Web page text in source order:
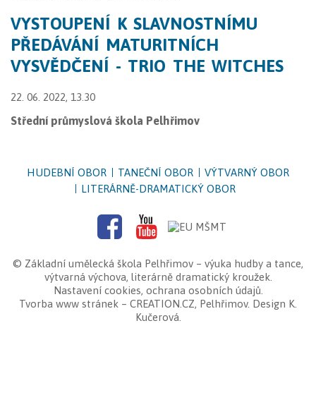
VYSTOUPENÍ K SLAVNOSTNÍMU
PŘEDÁVÁNÍ MATURITNÍCH
VYSVĚDČENÍ - TRIO THE WITCHES
22. 06. 2022, 13.30
Střední průmyslová škola Pelhřimov
HUDEBNÍ OBOR TANEČNÍ OBOR
VÝTVARNÝ OBOR
LITERÁRNĚ-DRAMATICKÝ OBOR
© Základní umělecká škola Pelhřimov – výuka hudby a tance,
výtvarná výchova, literárně dramatický kroužek.
Nastavení cookies, ochrana osobních údajů
Tvorba www stránek – CREATION.CZ, Pelhřimov. Design K.
Kučerová.